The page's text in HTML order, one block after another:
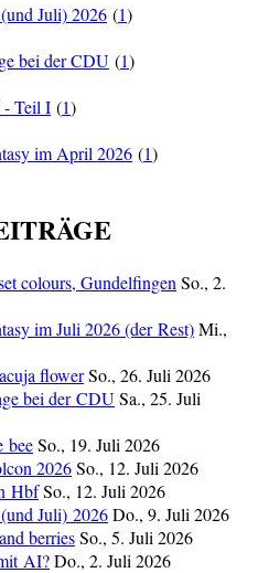
Juli) 2026 (1)
bei der CDU (1)
- Teil I (1)
im April 2026 (1)
colours, Gundelfingen So., 2.
im Juli 2026 (der Rest)Mi.,
flowerSo., 26. Juli 2026
bei der CDUSa., 25. Juli
beeSo., 19. Juli 2026
2026So., 12. Juli 2026
HbfSo., 12. Juli 2026
Juli) 2026Do., 9. Juli 2026
berriesSo., 5. Juli 2026
AI?Do., 2. Juli 2026